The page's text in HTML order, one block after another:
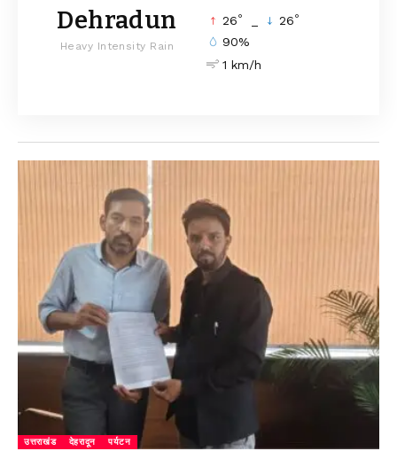
Dehradun
Heavy Intensity Rain
26° 26°
90%
1 km/h
उत्तराखंड देहरादून पर्यटन